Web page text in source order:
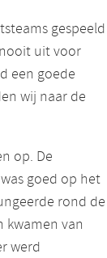
gespeeld
uit voor
een goede
wij naar de
op. De
goed op het
rond de
kwamen van
werd